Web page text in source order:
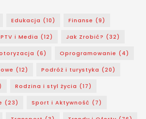
Edukacja (10) Finanse (9)
i Media (12) Jak Zrobić? (32)
(6) Oprogramowanie (4)
(12) Podróż i turystyka (20)
Rodzina i styl życia (17)
(23) Sport i Aktywność (7)